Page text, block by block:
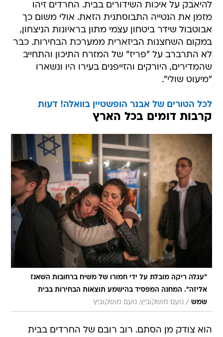
להיאבק על איכות השידורים בבית. החרדים זיהו
מזמן את הנטייה התבוסתנית הזאת. אולי משום כך
אבוטבול שידר ביטחון עצמי מתון בראיונות הניצחון,
במקום השחצנות הביזארית ממערכת הבחירות. כבר
לא התרברב על "פריז" של המזרח התיכון והתחייב
שהמדירים, היורקים והזייפנים בעירו היו ונשארו
"מיעוט שולי".
לכל הטורים של אבנר הופשטיין בוואלה! דעות
קרבות דומים בכל הארץ
"עגלה ריקה מובלת על ידי חמורו של משיח ברחובות השאנז
אליזה". המחנה המפסיד בהישמע תוצאות הבחירות בבית
שמש / נועם מושקוביץ, נועם מושקוביץ
הוא צודק מן הסתם. רוב רובם של החרדים בבית